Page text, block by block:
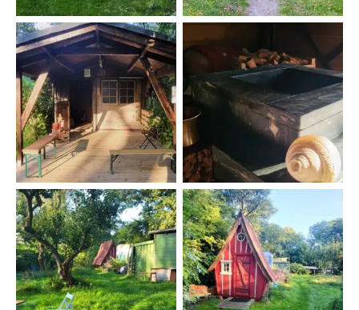
Homahütte Homakund
Weg zum Hexenhaus Hexenhaus